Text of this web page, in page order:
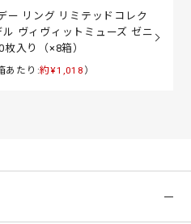
ー リング リミテッドコレク
ヴィヴィットミューズ ゼニ
入り（×8箱）
あたり:約¥1,018 ）